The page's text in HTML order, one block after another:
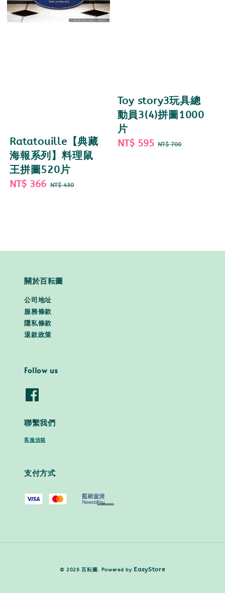
Ratatouille【典藏
海報系列】料理鼠
王拼圖520片
Sale
NT$ 366 Regular
NT$ 430
Toy story3玩具總
動員3(4)拼圖1000
片
Sale
NT$ 595 Regular
NT$ 700
關於百耘圖
公司地址
服務條款
隱私條款
退款政策
Follow us
聯繫我們
客服信箱
支付方式
© 2026 百耘圖. Powered by EasyStore